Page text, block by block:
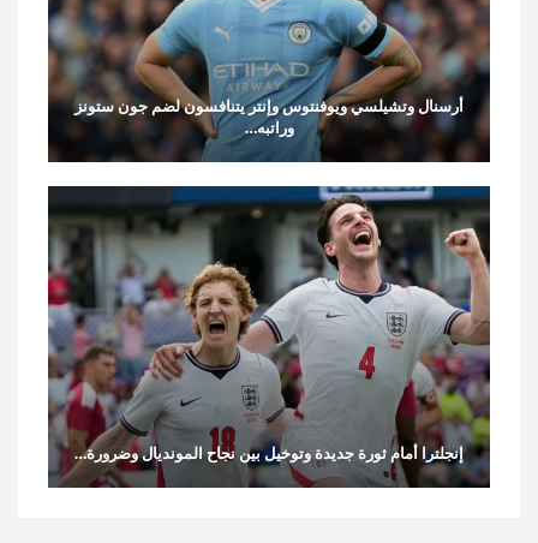
أرسنال وتشيلسي ويوفنتوس وإنتر يتنافسون لضم جون ستونز
وراتبه…
إنجلترا أمام ثورة جديدة وتوخيل بين نجاح المونديال وضرورة…